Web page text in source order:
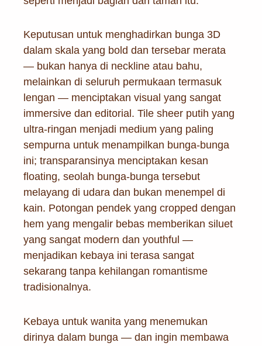
Keputusan untuk menghadirkan bunga 3D
dalam skala yang bold dan tersebar merata
— bukan hanya di neckline atau bahu,
melainkan di seluruh permukaan termasuk
lengan — menciptakan visual yang sangat
immersive dan editorial. Tile sheer putih yang
ultra-ringan menjadi medium yang paling
sempurna untuk menampilkan bunga-bunga
ini; transparansinya menciptakan kesan
floating, seolah bunga-bunga tersebut
melayang di udara dan bukan menempel di
kain. Potongan pendek yang cropped dengan
hem yang mengalir bebas memberikan siluet
yang sangat modern dan youthful —
menjadikan kebaya ini terasa sangat
sekarang tanpa kehilangan romantisme
tradisionalnya.
Kebaya untuk wanita yang menemukan
dirinya dalam bunga — dan ingin membawa